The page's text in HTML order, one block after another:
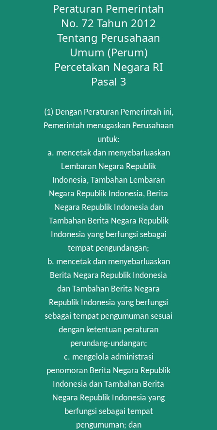
Peraturan Pemerintah
No. 72 Tahun 2012
Tentang Perusahaan
Umum (Perum)
Percetakan Negara RI
Pasal 3
(1) Dengan Peraturan Pemerintah ini,
Pemerintah menugaskan Perusahaan
untuk:
a. mencetak dan menyebarluaskan
Lembaran Negara Republik
Indonesia, Tambahan Lembaran
Negara Republik Indonesia, Berita
Negara Republik Indonesia dan
Tambahan Berita Negara Republik
Indonesia yang berfungsi sebagai
tempat pengundangan;
b. mencetak dan menyebarluaskan
Berita Negara Republik Indonesia
dan Tambahan Berita Negara
Republik Indonesia yang berfungsi
sebagai tempat pengumuman sesuai
dengan ketentuan peraturan
perundang-undangan;
c. mengelola administrasi
penomoran Berita Negara Republik
Indonesia dan Tambahan Berita
Negara Republik Indonesia yang
berfungsi sebagai tempat
pengumuman; dan